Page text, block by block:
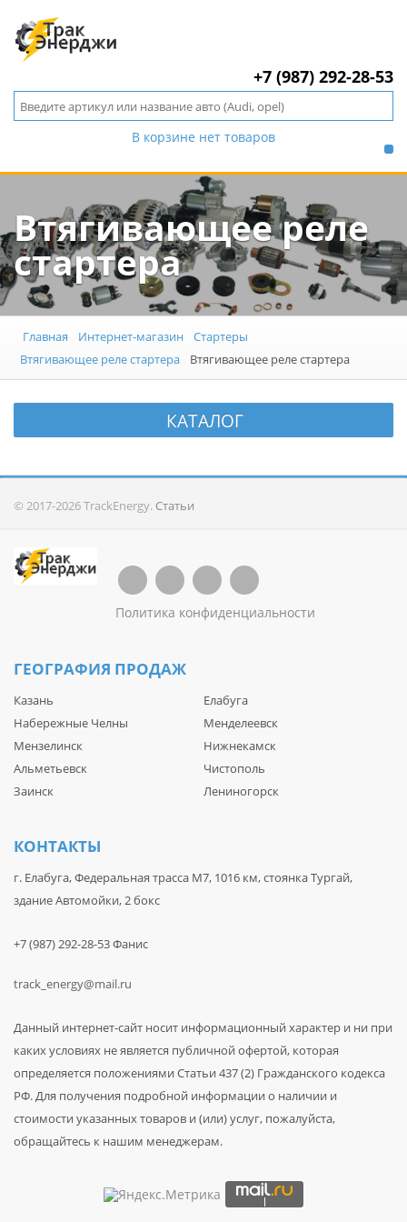
+7 (987) 292-28-53
В корзине нет товаров
Втягивающее реле
стартера
Главная Интернет-магазин
Стартеры
Втягивающее реле стартера
Втягивающее реле стартера
КАТАЛОГ
© 2017-2026 TrackEnergy. Статьи
Политика конфиденциальности
ГЕОГРАФИЯ ПРОДАЖ
Казань
Набережные Челны
Мензелинск
Альметьевск
Заинск
Елабуга
Менделеевск
Нижнекамск
Чистополь
Лениногорск
КОНТАКТЫ
г. Елабуга, Федеральная трасса М7, 1016 км, стоянка Тургай,
здание Автомойки, 2 бокс
+7 (987) 292-28-53 Фанис
track_energy@mail.ru
Данный интернет-сайт носит информационный характер и ни при
каких условиях не является публичной офертой, которая
определяется положениями Статьи 437 (2) Гражданского кодекса
РФ. Для получения подробной информации о наличии и
стоимости указанных товаров и (или) услуг, пожалуйста,
обращайтесь к нашим менеджерам.